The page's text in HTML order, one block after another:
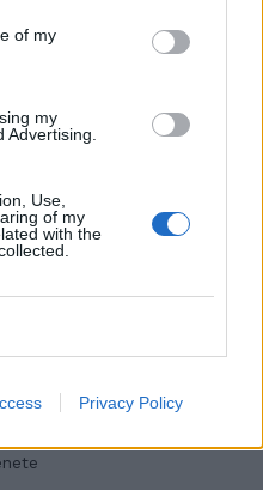
of my
my
Advertising.
Use,
of my
with the
Privacy Policy
felnőni a felnőtt élet
Olaszországban